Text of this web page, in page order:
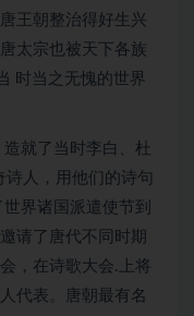
王朝整治得好生兴
太宗也被天下各族
时当之无愧的世界
就了当时李白、杜
人，用他们的诗句
界诸国派遣使节到
请了唐代不同时期
，在诗歌大会.上将
代表。唐朝最有名